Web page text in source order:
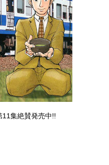
11集絶賛発売中!!